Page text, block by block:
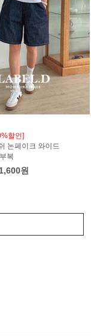
할인]
논페이크 와이드
복
원